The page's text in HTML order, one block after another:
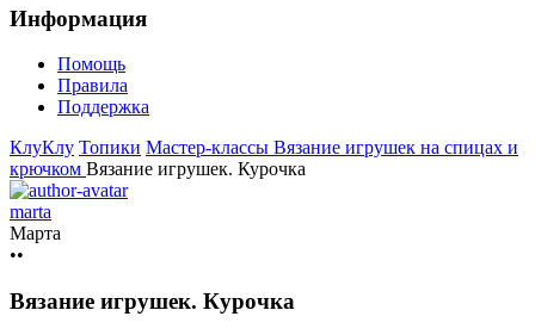
Информация
Помощь
Правила
Поддержка
КлуКлу Топики Мастер-классы Вязание игрушек на спицах и
крючком Вязание игрушек. Курочка
marta
Марта
••
Вязание игрушек. Курочка